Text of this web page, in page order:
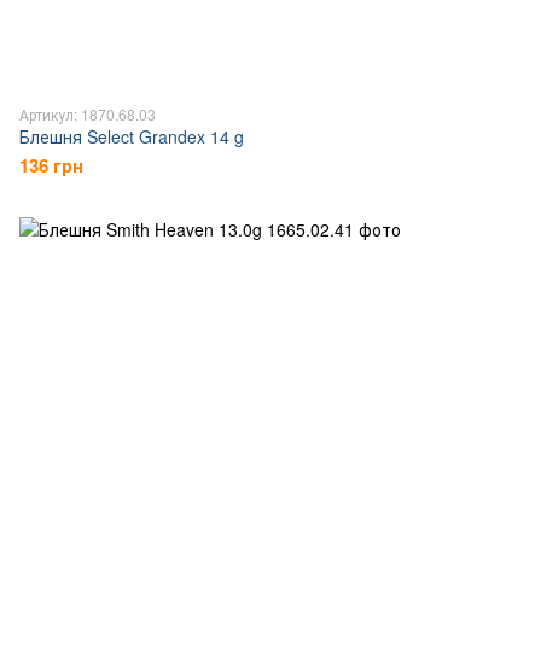
Артикул: 1870.68.03
Блешня Select Grandex 14 g
136 грн